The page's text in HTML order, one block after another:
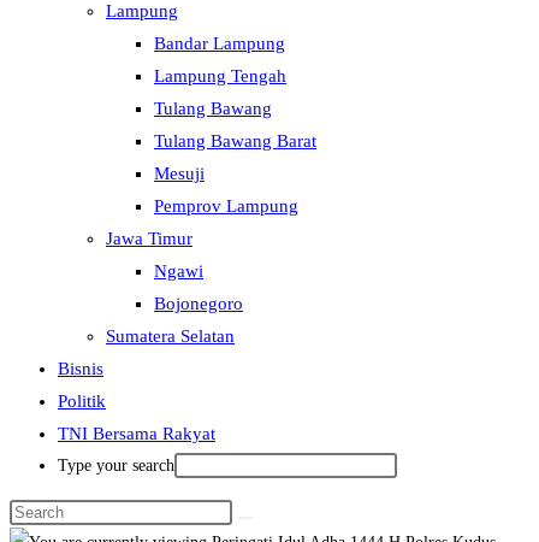
Lampung
Bandar Lampung
Lampung Tengah
Tulang Bawang
Tulang Bawang Barat
Mesuji
Pemprov Lampung
Jawa Timur
Ngawi
Bojonegoro
Sumatera Selatan
Bisnis
Politik
TNI Bersama Rakyat
Type your search